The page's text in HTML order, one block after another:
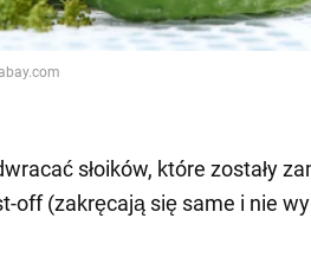
słoików, które zostały
off (zakręcają się same i nie